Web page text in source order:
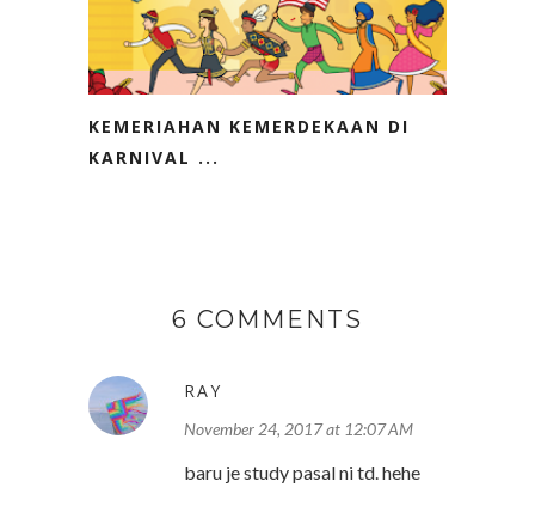
KEMERIAHAN KEMERDEKAAN DI
KARNIVAL ...
6 COMMENTS
RAY
November 24, 2017 at 12:07 AM
baru je study pasal ni td. hehe